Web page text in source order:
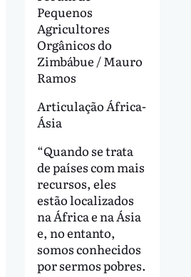
Pequenos
Agricultores
Orgânicos do
Zimbábue / Mauro
Ramos
Articulação África-
Ásia
“Quando se trata
de países com mais
recursos, eles
estão localizados
na África e na Ásia
e, no entanto,
somos conhecidos
por sermos pobres.